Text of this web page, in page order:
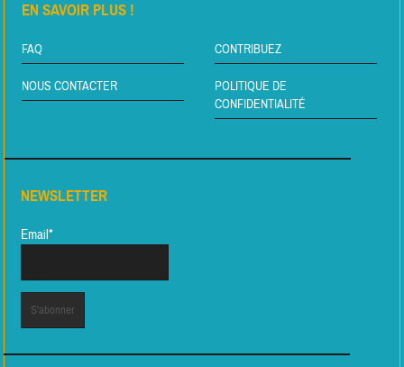
EN SAVOIR PLUS !
FAQ CONTRIBUEZ
NOUS CONTACTER
POLITIQUE DE
CONFIDENTIALITÉ
NEWSLETTER
Email*